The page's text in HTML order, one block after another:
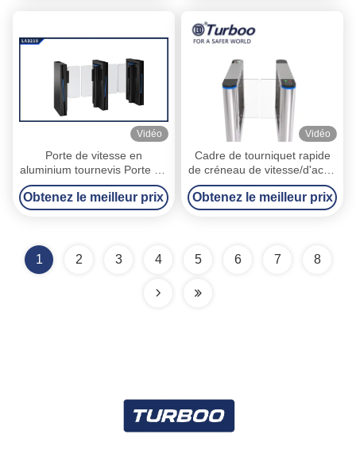
Vidéo
Porte de vitesse en
aluminium tournevis Porte de
sécurité de bureau Contrôle
d'accès Porte piétonne
Obtenez le meilleur prix
Vidéo
Cadre de tourniquet rapide
de créneau de vitesse/d'acier
inoxydable de portes sécurité
de bureau
Obtenez le meilleur prix
1 2 3 4 5 6 7 8